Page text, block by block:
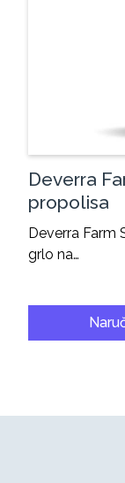
Deverra
propolisa
Deverra Farm
grlo na…